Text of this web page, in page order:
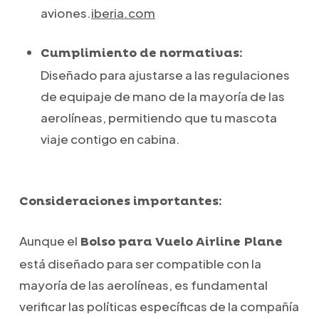
aviones.iberia.com
Cumplimiento de normativas:
Diseñado para ajustarse a las regulaciones
de equipaje de mano de la mayoría de las
aerolíneas, permitiendo que tu mascota
viaje contigo en cabina.
Consideraciones importantes:
Aunque el Bolso para Vuelo Airline Plane
está diseñado para ser compatible con la
mayoría de las aerolíneas, es fundamental
verificar las políticas específicas de la compañía